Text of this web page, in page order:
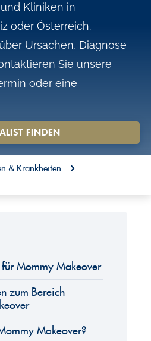
Kliniken in
oder Österreich.
Ursachen, Diagnose
Sie unsere
oder eine
FINDEN
& Krankheiten
Mommy Makeover
zum Bereich
Makeover?